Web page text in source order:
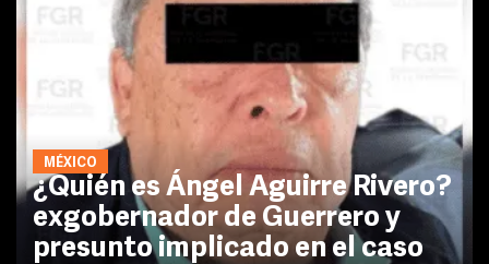
MÉXICO
¿Quién es Ángel Aguirre Rivero?
exgobernador de Guerrero y
presunto implicado en el caso